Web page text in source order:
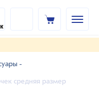
-
средняя размер